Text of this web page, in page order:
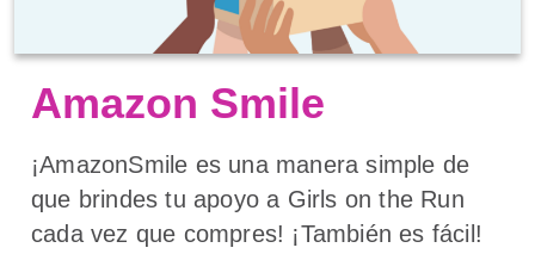
Amazon Smile
¡AmazonSmile es una manera simple de
que brindes tu apoyo a Girls on the Run
cada vez que compres! ¡También es fácil!